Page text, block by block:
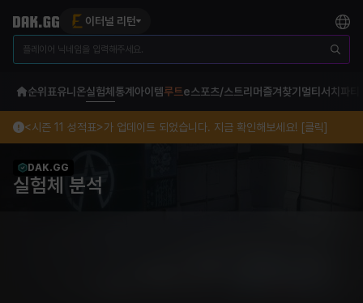
이터널 리턴
순위표유니온실험체 통계 아이템루트e스포츠/스트리머 즐겨찾기 멀티서치 파티
<시즌 11 성적표>가 업데이트 되었습니다. 지금 확인해보세요! [클릭]
DAK.GG
실험체 분석